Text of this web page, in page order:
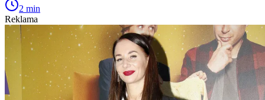
2 min
Reklama